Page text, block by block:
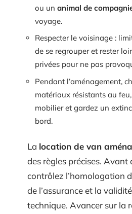
ou un animal de
voyage.
Respecter le voisinage :
de se regrouper et rester
privées pour ne pas
Pendant l’aménagement,
matériaux résistants au
mobilier et gardez un
bord.
La location de van
des règles précises. Avant
contrôlez l’homologation
de l’assurance et la
technique. Avancer sur la